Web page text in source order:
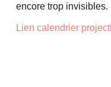
encore trop invisibles.
Lien calendrier